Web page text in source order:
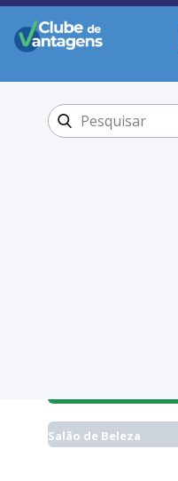
Salão de Beleza